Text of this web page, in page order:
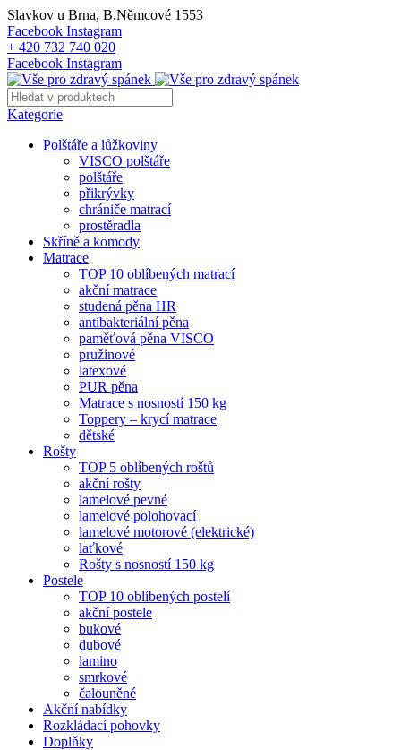
Slavkov u Brna, B.Němcové 1553
Facebook Instagram
+ 420 732 740 020
Facebook Instagram
Kategorie
Polštáře a lůžkoviny
VISCO polštáře
polštáře
přikrývky
chrániče matrací
prostěradla
Skříně a komody
Matrace
TOP 10 oblíbených matrací
akční matrace
studená pěna HR
antibakteriální pěna
paměťová pěna VISCO
pružinové
latexové
PUR pěna
Matrace s nosností 150 kg
Toppery – krycí matrace
dětské
Rošty
TOP 5 oblíbených roštů
akční rošty
lamelové pevné
lamelové polohovací
lamelové motorové (elektrické)
laťkové
Rošty s nosností 150 kg
Postele
TOP 10 oblíbených postelí
akční postele
bukové
dubové
lamino
smrkové
čalouněné
Akční nabídky
Rozkládací pohovky
Doplňky